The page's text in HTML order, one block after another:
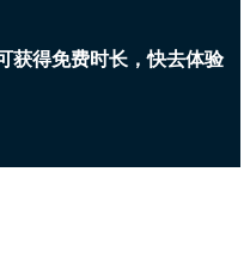
获得免费时长，快去体验